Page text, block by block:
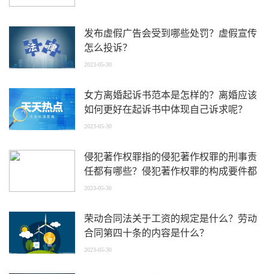
发布虚假广告会受到哪些处罚？虚假宣传
怎么投诉？
2023-05-30
女方离婚起诉书范本是怎样的？离婚应该
如何更好在起诉书中体现自己诉求呢？
2023-05-30
侵犯著作权罪指的侵犯著作权罪的刑事责
任都有哪些？侵犯著作权罪的构成要件都
有哪些？
2023-05-30
荣动合同法关于工资的规定是什么？劳动
合同第四十条的内容是什么？
2023-05-30